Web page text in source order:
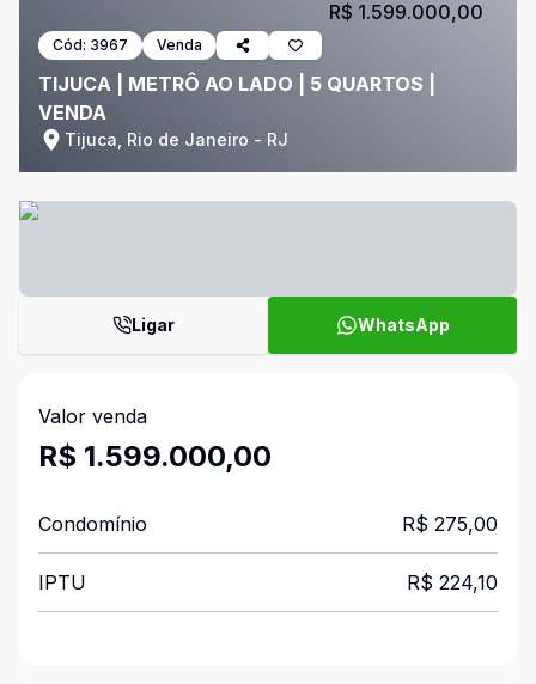
Cód: 3967 Venda
TIJUCA | METRÔ AO LADO | 5 QUARTOS |
VENDA
Tijuca, Rio de Janeiro - RJ
R$ 1.599.000,00
Ligar WhatsApp
Valor venda
R$ 1.599.000,00
Condomínio R$ 275,00
IPTU R$ 224,10